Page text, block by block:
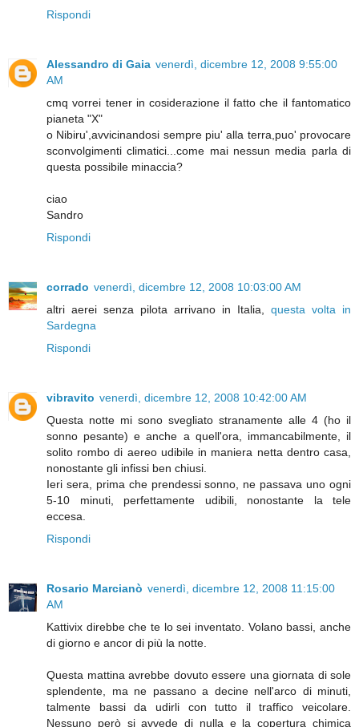
Rispondi
Alessandro di Gaia venerdì, dicembre 12, 2008 9:55:00
AM
cmq vorrei tener in cosiderazione il fatto che il fantomatico
pianeta "X"
o Nibiru',avvicinandosi sempre piu' alla terra,puo' provocare
sconvolgimenti climatici...come mai nessun media parla di
questa possibile minaccia?
ciao
Sandro
Rispondi
corrado venerdì, dicembre 12, 2008 10:03:00 AM
altri aerei senza pilota arrivano in Italia, questa volta in
Sardegna
Rispondi
vibravito venerdì, dicembre 12, 2008 10:42:00 AM
Questa notte mi sono svegliato stranamente alle 4 (ho il
sonno pesante) e anche a quell'ora, immancabilmente, il
solito rombo di aereo udibile in maniera netta dentro casa,
nonostante gli infissi ben chiusi.
Ieri sera, prima che prendessi sonno, ne passava uno ogni
5-10 minuti, perfettamente udibili, nonostante la tele
eccesa.
Rispondi
Rosario Marcianò venerdì, dicembre 12, 2008 11:15:00
AM
Kattivix direbbe che te lo sei inventato. Volano bassi, anche
di giorno e ancor di più la notte.
Questa mattina avrebbe dovuto essere una giornata di sole
splendente, ma ne passano a decine nell'arco di minuti,
talmente bassi da udirli con tutto il traffico veicolare.
Nessuno però si avvede di nulla e la copertura chimica